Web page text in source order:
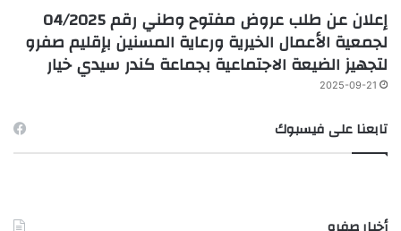
إعلان عن طلب عروض مفتوح وطني رقم 04/2025
لجمعية الأعمال الخيرية ورعاية المسنين بإقليم صفرو
لتجهيز الضيعة الاجتماعية بجماعة كندر سيدي خيار
2025-09-21
تابعنا على فيسبوك